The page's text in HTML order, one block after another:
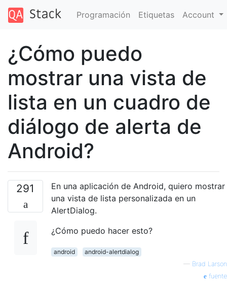
Programación Etiquetas Account
¿Cómo puedo
mostrar una vista de
lista en un cuadro de
diálogo de alerta de
Android?
291
En una aplicación de Android, quiero mostrar
una vista de lista personalizada en un
AlertDialog.
¿Cómo puedo hacer esto?
android
android-alertdialog
— Brad Larson
fuente